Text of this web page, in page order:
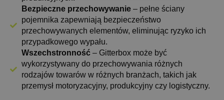
Bezpieczne przechowywanie– pełne ściany
pojemnika zapewniają bezpieczeństwo
przechowywanych elementów, eliminując ryzyko ich
przypadkowego wypału.
Wszechstronność– Gitterbox może być
wykorzystywany do przechowywania różnych
rodzajów towarów w różnych branżach, takich jak
przemysł motoryzacyjny, produkcyjny czy logistyczny.